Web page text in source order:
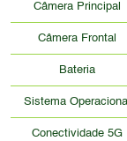
Câmera Principal
Câmera Frontal
Bateria
Sistema Operacional
Conectividade 5G